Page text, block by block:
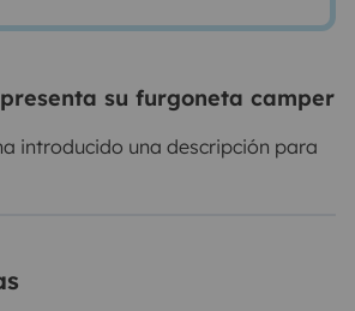
su furgoneta camper
introducido una descripción para